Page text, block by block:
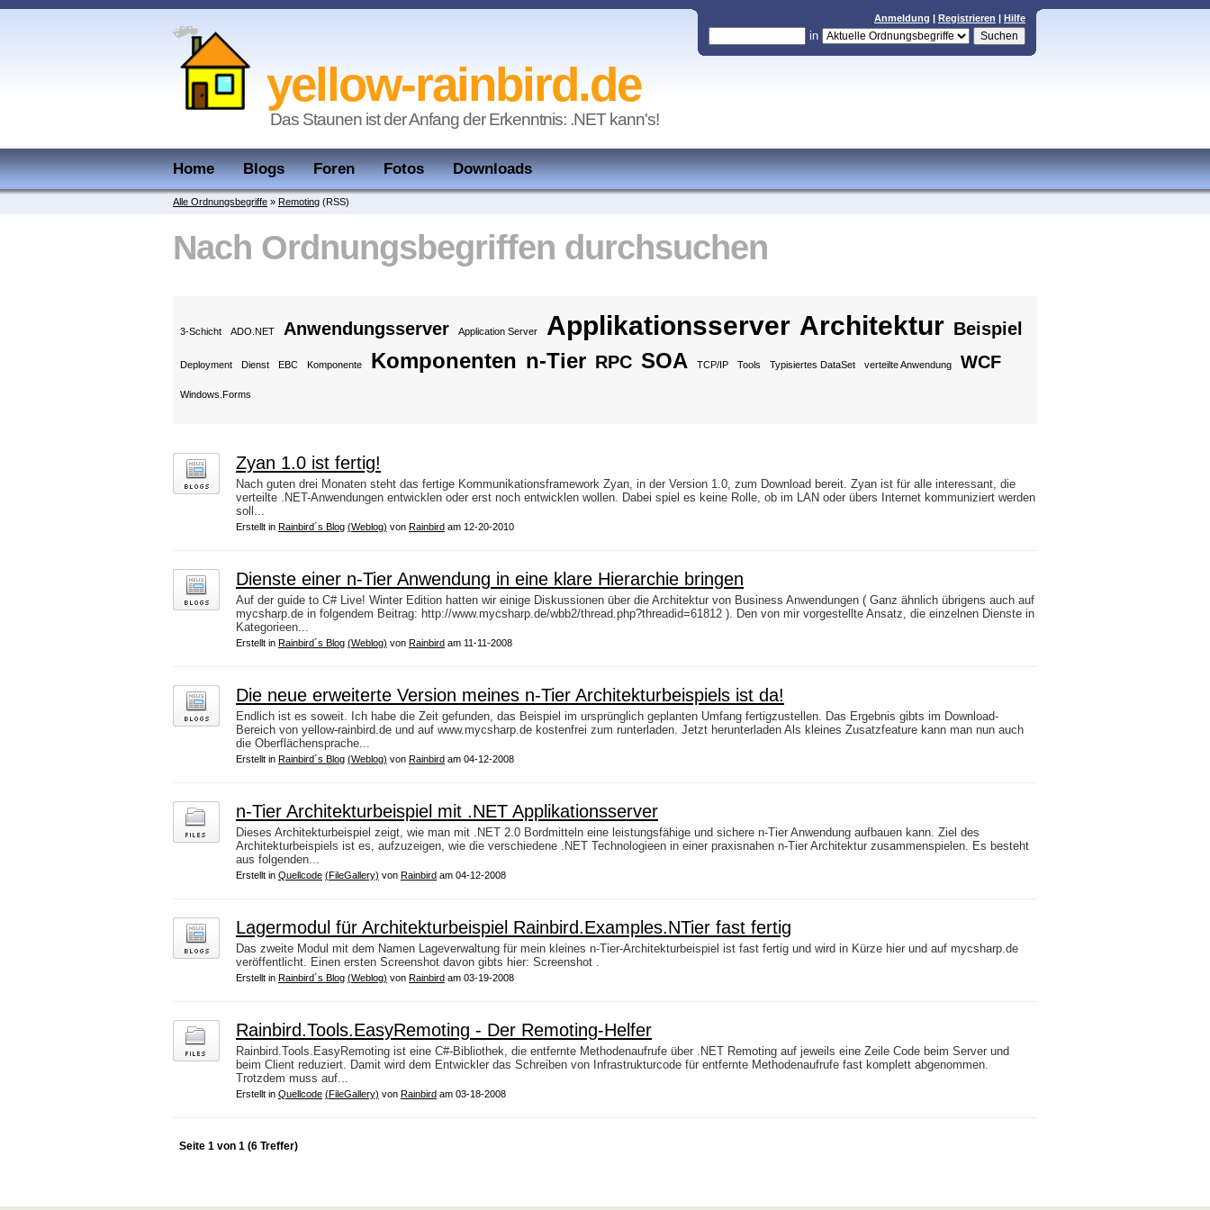
Anmeldung | Registrieren | Hilfe
in
yellow-rainbird.de
Das Staunen ist der Anfang der Erkenntnis: .NET kann's!
Home Blogs Foren Fotos Downloads
Alle Ordnungsbegriffe » Remoting (RSS)
Nach Ordnungsbegriffen durchsuchen
3-Schicht ADO.NET Anwendungsserver Application Server Applikationsserver Architektur Beispiel
Deployment Dienst EBC Komponente Komponenten n-Tier RPC SOA TCP/IP Tools Typisiertes DataSet verteilte Anwendung WCF
Windows.Forms
Zyan 1.0 ist fertig!
Nach guten drei Monaten steht das fertige Kommunikationsframework Zyan, in der Version 1.0, zum Download bereit. Zyan ist für alle interessant, die
verteilte .NET-Anwendungen entwicklen oder erst noch entwicklen wollen. Dabei spiel es keine Rolle, ob im LAN oder übers Internet kommuniziert werden
soll...
Erstellt in Rainbird´s Blog (Weblog) von Rainbird am 12-20-2010
Dienste einer n-Tier Anwendung in eine klare Hierarchie bringen
Auf der guide to C# Live! Winter Edition hatten wir einige Diskussionen über die Architektur von Business Anwendungen ( Ganz ähnlich übrigens auch auf
mycsharp.de in folgendem Beitrag: http://www.mycsharp.de/wbb2/thread.php?threadid=61812 ). Den von mir vorgestellte Ansatz, die einzelnen Dienste in
Kategorieen...
Erstellt in Rainbird´s Blog (Weblog) von Rainbird am 11-11-2008
Die neue erweiterte Version meines n-Tier Architekturbeispiels ist da!
Endlich ist es soweit. Ich habe die Zeit gefunden, das Beispiel im ursprünglich geplanten Umfang fertigzustellen. Das Ergebnis gibts im Download-
Bereich von yellow-rainbird.de und auf www.mycsharp.de kostenfrei zum runterladen. Jetzt herunterladen Als kleines Zusatzfeature kann man nun auch
die Oberflächensprache...
Erstellt in Rainbird´s Blog (Weblog) von Rainbird am 04-12-2008
n-Tier Architekturbeispiel mit .NET Applikationsserver
Dieses Architekturbeispiel zeigt, wie man mit .NET 2.0 Bordmitteln eine leistungsfähige und sichere n-Tier Anwendung aufbauen kann. Ziel des
Architekturbeispiels ist es, aufzuzeigen, wie die verschiedene .NET Technologieen in einer praxisnahen n-Tier Architektur zusammenspielen. Es besteht
aus folgenden...
Erstellt in Quellcode (FileGallery) von Rainbird am 04-12-2008
Lagermodul für Architekturbeispiel Rainbird.Examples.NTier fast fertig
Das zweite Modul mit dem Namen Lageverwaltung für mein kleines n-Tier-Architekturbeispiel ist fast fertig und wird in Kürze hier und auf mycsharp.de
veröffentlicht. Einen ersten Screenshot davon gibts hier: Screenshot .
Erstellt in Rainbird´s Blog (Weblog) von Rainbird am 03-19-2008
Rainbird.Tools.EasyRemoting - Der Remoting-Helfer
Rainbird.Tools.EasyRemoting ist eine C#-Bibliothek, die entfernte Methodenaufrufe über .NET Remoting auf jeweils eine Zeile Code beim Server und
beim Client reduziert. Damit wird dem Entwickler das Schreiben von Infrastrukturcode für entfernte Methodenaufrufe fast komplett abgenommen.
Trotzdem muss auf...
Erstellt in Quellcode (FileGallery) von Rainbird am 03-18-2008
Seite 1 von 1 (6 Treffer)